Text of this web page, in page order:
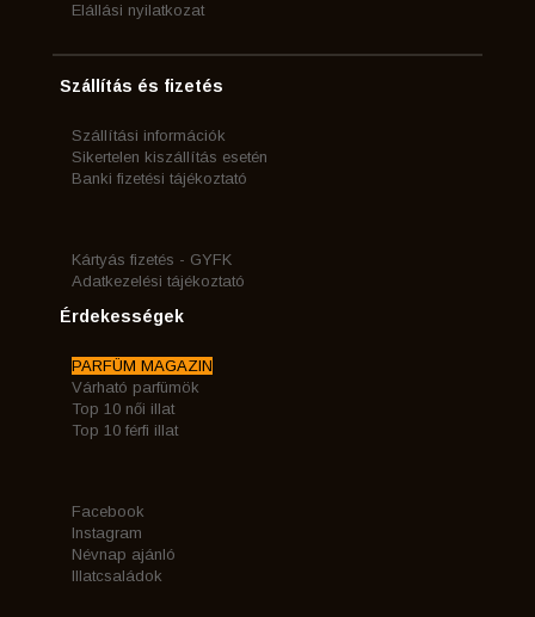
Elállási nyilatkozat
Szállítás és fizetés
Szállítási információk
Sikertelen kiszállítás esetén
Banki fizetési tájékoztató
Kártyás fizetés - GYFK
Adatkezelési tájékoztató
Érdekességek
PARFÜM MAGAZIN
Várható parfümök
Top 10 női illat
Top 10 férfi illat
Facebook
Instagram
Névnap ajánló
Illatcsaládok